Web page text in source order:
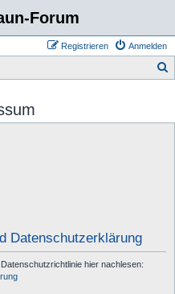
Forum
Anmelden
Registrieren
h
Datenschutzerklärung
hier nachlesen: